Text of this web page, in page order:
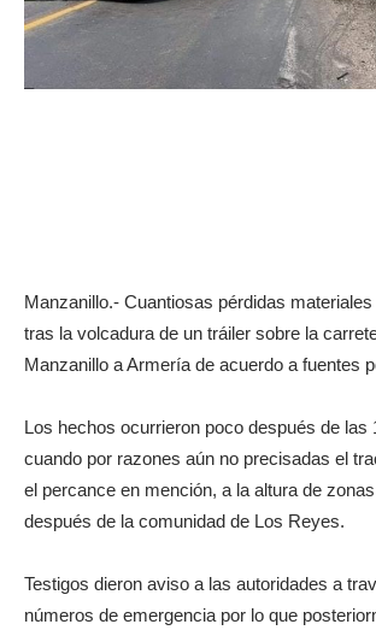
Manzanillo.- Cuantiosas pérdidas
tras la volcadura de un tráiler sobre la
Manzanillo a Armería de acuerdo a fuentes
Los hechos ocurrieron poco después de las
cuando por razones aún no precisadas el
el percance en mención, a la altura de
después de la comunidad de Los Reyes.
Testigos dieron aviso a las autoridades a
números de emergencia por lo que